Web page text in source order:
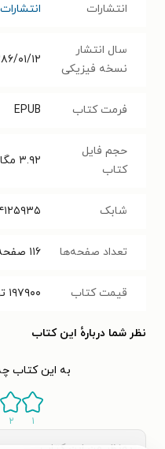
انتشارات
سال انتشار
نسخه فیزیکی
۱۳۸۶/
فرمت کتاب EPUB
حجم فایل
کتاب
۳.۹۲
شابک
تعداد صفحه‌ها ۱۱۶
قیمت کتاب ۱۹۷۹۰۰
نظر شما دربارهٔ این کتاب
به این کتاب
۱ ۲